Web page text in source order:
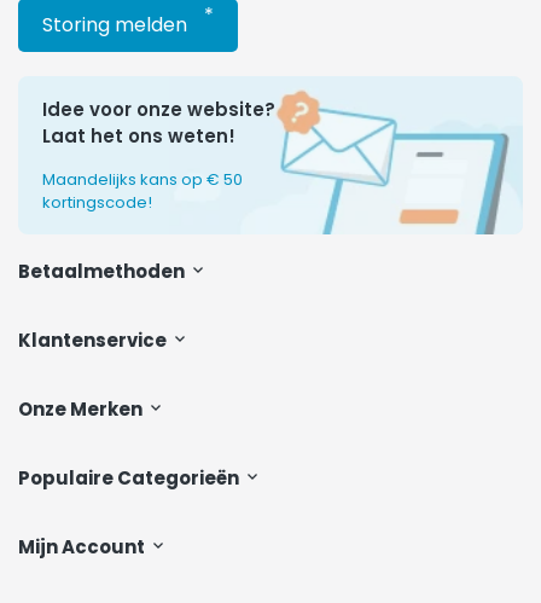
Klantenservice
Onze Merken
Populaire Categorieën
Mijn Account
Storing melden *
Idee voor onze website?
Laat het ons weten!
Maandelijks kans op € 50
kortingscode!
Betaalmethoden